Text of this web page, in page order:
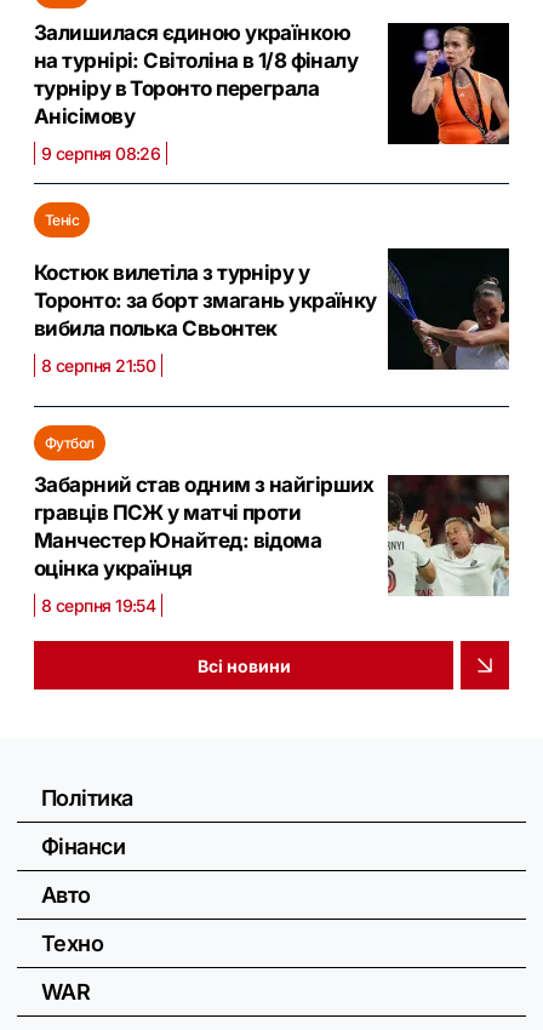
Залишилася єдиною українкою
на турнірі: Світоліна в 1/8 фіналу
турніру в Торонто переграла
Анісімову
9 серпня 08:26
Теніс
Костюк вилетіла з турніру у
Торонто: за борт змагань українку
вибила полька Свьонтек
8 серпня 21:50
Футбол
Забарний став одним з найгірших
гравців ПСЖ у матчі проти
Манчестер Юнайтед: відома
оцінка українця
8 серпня 19:54
Всі новини
Політика
Фінанси
Авто
Техно
WAR